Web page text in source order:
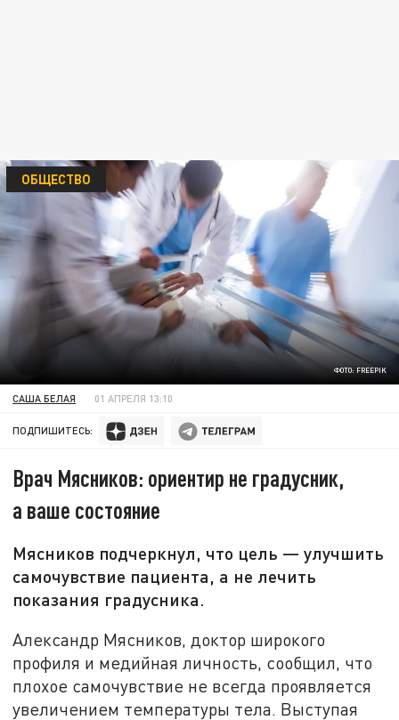
ФОТО: FREEPIK
ОБЩЕСТВО
САША БЕЛАЯ 01 АПРЕЛЯ 13:10
ПОДПИШИТЕСЬ:
Врач Мясников: ориентир не градусник,
а ваше состояние
Мясников подчеркнул, что цель — улучшить
самочувствие пациента, а не лечить
показания градусника.
Александр Мясников, доктор широкого
профиля и медийная личность, сообщил, что
плохое самочувствие не всегда проявляется
увеличением температуры тела. Выступая